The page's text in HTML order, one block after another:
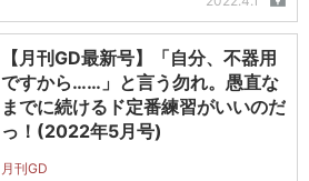
【月刊GD最新号】「自分、不器用
ですから……」と言う勿れ。愚直な
までに続けるド定番練習がいいのだ
っ！(2022年5月号)
月刊GD